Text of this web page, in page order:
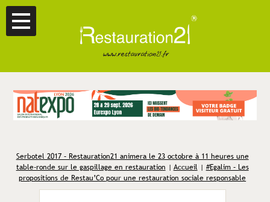
Serbotel 2017 – Restauration21 animera le 23 octobre à 11 heures une
table-ronde sur le gaspillage en restauration | Accueil | #Egalim – Les
propositions de Restau’Co pour une restauration sociale responsable